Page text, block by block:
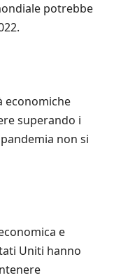
potrebbe
economiche
superando i
non si
e
Uniti hanno